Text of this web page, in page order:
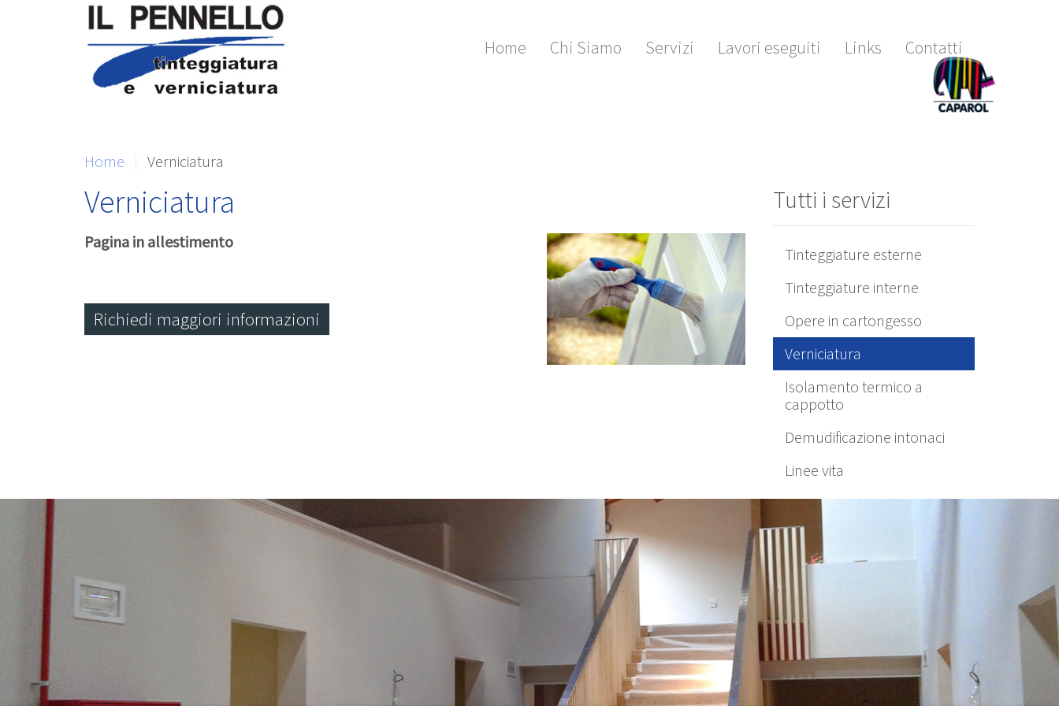
Home Chi Siamo Servizi Lavori eseguiti Links Contatti
Home Verniciatura
Verniciatura
Pagina in allestimento
Richiedi maggiori informazioni
Tutti i servizi
Tinteggiature esterne
Tinteggiature interne
Opere in cartongesso
Verniciatura
Isolamento termico a
cappotto
Demudificazione intonaci
Linee vita